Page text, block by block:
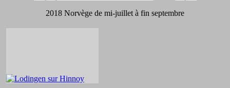
2018 Norvège de mi-juillet à fin septembre